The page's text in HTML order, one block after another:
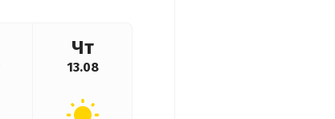
Чт
13.08